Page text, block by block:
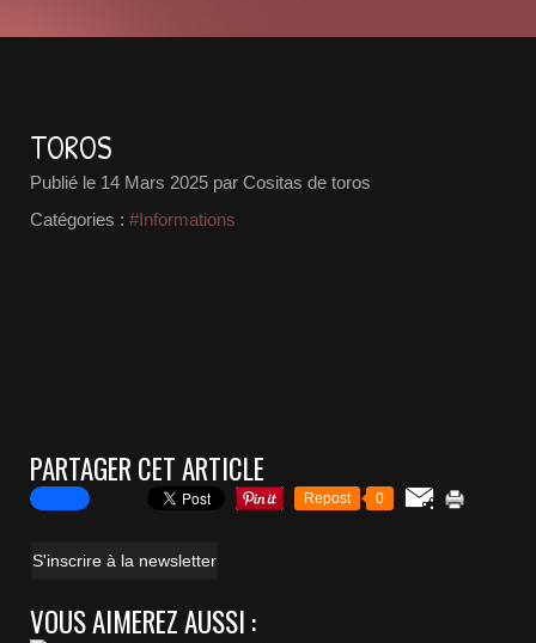
TOROS
Publié le 14 Mars 2025 par Cositas de toros
Catégories : #Informations
PARTAGER CET ARTICLE
Repost 0
S'inscrire à la newsletter
VOUS AIMEREZ AUSSI :